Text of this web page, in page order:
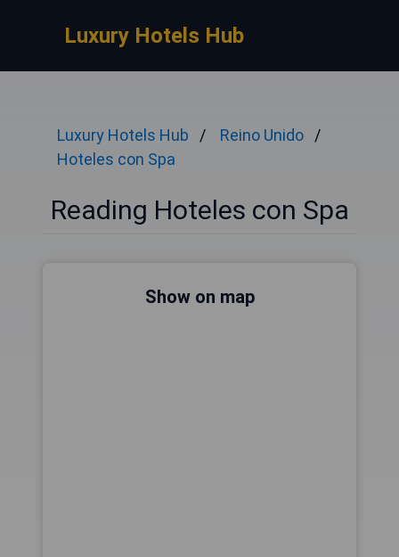
Luxury Hotels Hub
Luxury Hotels Hub
Reino Unido
Hoteles con Spa
Reading Hoteles con Spa
Show on map